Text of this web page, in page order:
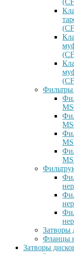
Фильтры
Затворы
Фланцы
Затворы